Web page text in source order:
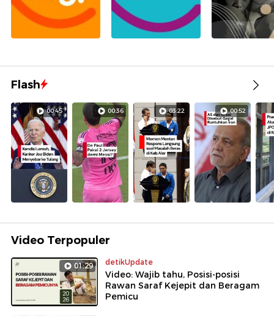
Flash
00:45 00:36 03:22 00:52
Video Terpopuler
01:29 detikUpdate
Video: Wajib tahu, Posisi-posisi
Rawan Saraf Kejepit dan Beragam
Pemicu